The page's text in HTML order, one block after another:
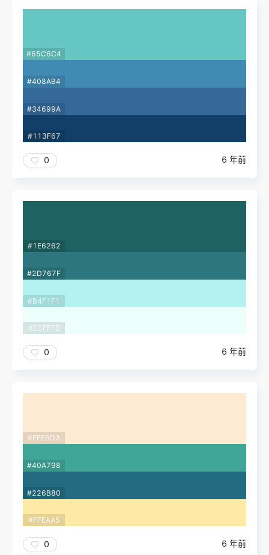
#65C6C4
#408AB4
#34699A
#113F67
0 6 年前
#1E6262
#2D767F
#B4F1F1
#ECFFFB
0 6 年前
#FFEBD3
#40A798
#226B80
#FFEAA5
0 6 年前